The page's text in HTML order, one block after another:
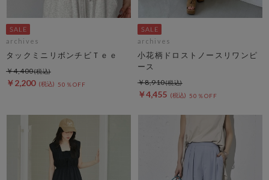
archives
タックミニリボンチビＴｅｅ
￥2,200 50％OFF
￥4,400
archives
小花柄ドロストノースリワンピ
ース
￥4,455 50％OFF
￥8,910